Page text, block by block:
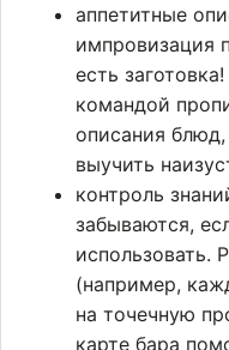
аппетитные
импровизация
есть
командой
описания
выучить
контроль
забываются,
использовать.
(например,
на точечную
карте бара